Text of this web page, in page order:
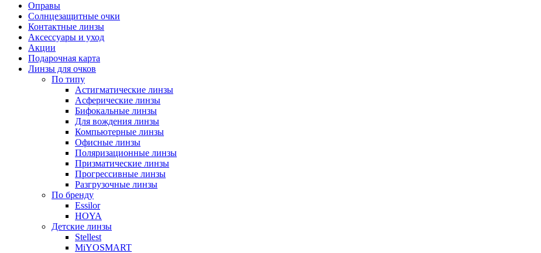
Оправы
Солнцезащитные очки
Контактные линзы
Аксессуары и уход
Акции
Подарочная карта
Линзы для очков
По типу
Астигматические линзы
Асферические линзы
Бифокальные линзы
Для вождения линзы
Компьютерные линзы
Офисные линзы
Поляризационные линзы
Призматические линзы
Прогрессивные линзы
Разгрузочные линзы
По бренду
Essilor
HOYA
Детские линзы
Stellest
MiYOSMART